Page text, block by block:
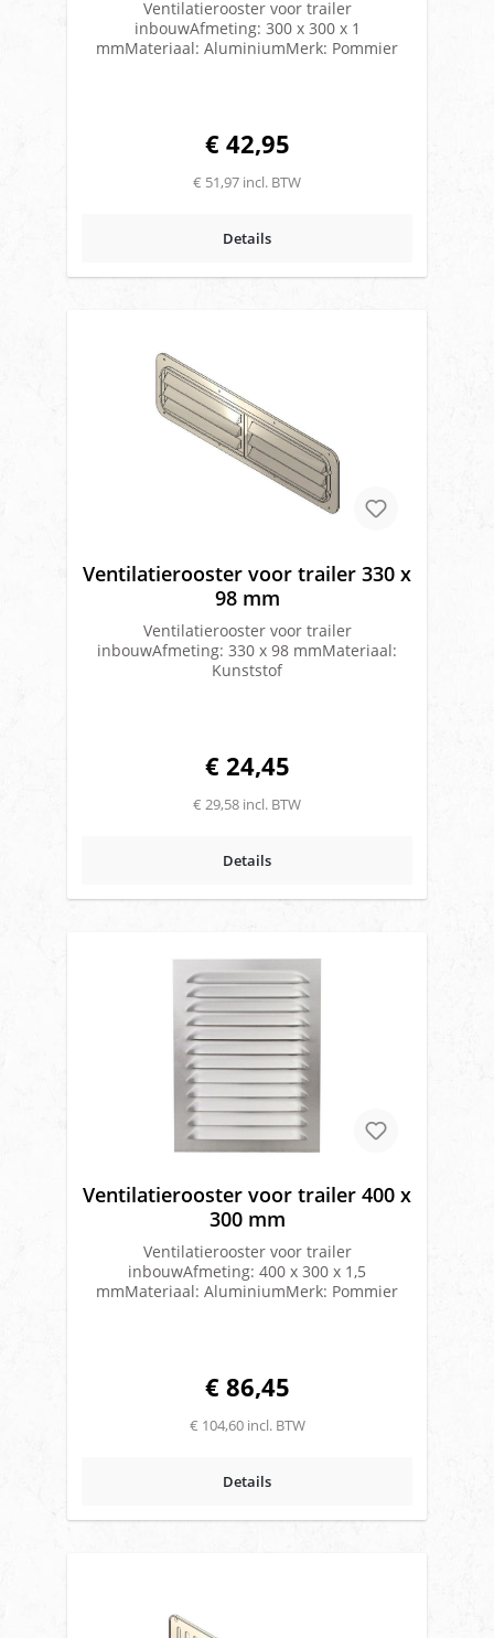
Ventilatierooster voor trailer
inbouwAfmeting: 300 x 300 x 1
mmMateriaal: AluminiumMerk: Pommier
€ 42,95
€ 51,97 incl. BTW
Details
Ventilatierooster voor trailer 330 x
98 mm
Ventilatierooster voor trailer
inbouwAfmeting: 330 x 98 mmMateriaal:
Kunststof
€ 24,45
€ 29,58 incl. BTW
Details
Ventilatierooster voor trailer 400 x
300 mm
Ventilatierooster voor trailer
inbouwAfmeting: 400 x 300 x 1,5
mmMateriaal: AluminiumMerk: Pommier
€ 86,45
€ 104,60 incl. BTW
Details